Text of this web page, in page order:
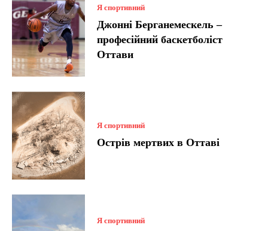
Я спортивний
Джонні Берганемескель –
професійний баскетболіст
Оттави
Я спортивний
Острів мертвих в Оттаві
Я спортивний